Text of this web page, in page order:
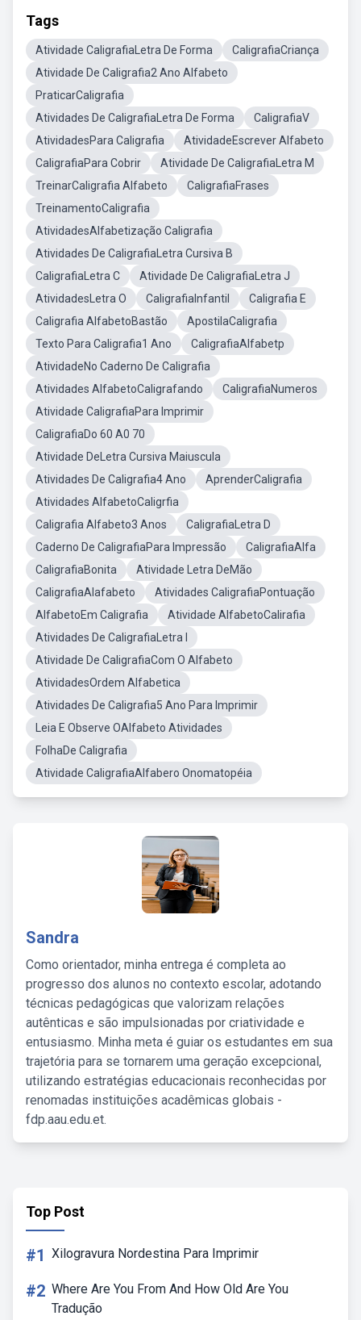
Tags
Atividade CaligrafiaLetra De Forma
CaligrafiaCriança
Atividade De Caligrafia2 Ano Alfabeto
PraticarCaligrafia
Atividades De CaligrafiaLetra De Forma
CaligrafiaV
AtividadesPara Caligrafia
AtividadeEscrever Alfabeto
CaligrafiaPara Cobrir
Atividade De CaligrafiaLetra M
TreinarCaligrafia Alfabeto
CaligrafiaFrases
TreinamentoCaligrafia
AtividadesAlfabetização Caligrafia
Atividades De CaligrafiaLetra Cursiva B
CaligrafiaLetra C
Atividade De CaligrafiaLetra J
AtividadesLetra O
CaligrafiaInfantil
Caligrafia E
Caligrafia AlfabetoBastão
ApostilaCaligrafia
Texto Para Caligrafia1 Ano
CaligrafiaAlfabetp
AtividadeNo Caderno De Caligrafia
Atividades AlfabetoCaligrafando
CaligrafiaNumeros
Atividade CaligrafiaPara Imprimir
CaligrafiaDo 60 A0 70
Atividade DeLetra Cursiva Maiuscula
Atividades De Caligrafia4 Ano
AprenderCaligrafia
Atividades AlfabetoCaligrfia
Caligrafia Alfabeto3 Anos
CaligrafiaLetra D
Caderno De CaligrafiaPara Impressão
CaligrafiaAlfa
CaligrafiaBonita
Atividade Letra DeMão
CaligrafiaAlafabeto
Atividades CaligrafiaPontuação
AlfabetoEm Caligrafia
Atividade AlfabetoCalirafia
Atividades De CaligrafiaLetra I
Atividade De CaligrafiaCom O Alfabeto
AtividadesOrdem Alfabetica
Atividades De Caligrafia5 Ano Para Imprimir
Leia E Observe OAlfabeto Atividades
FolhaDe Caligrafia
Atividade CaligrafiaAlfabero Onomatopéia
Sandra
Como orientador, minha entrega é completa ao
progresso dos alunos no contexto escolar, adotando
técnicas pedagógicas que valorizam relações
autênticas e são impulsionadas por criatividade e
entusiasmo. Minha meta é guiar os estudantes em sua
trajetória para se tornarem uma geração excepcional,
utilizando estratégias educacionais reconhecidas por
renomadas instituições acadêmicas globais -
fdp.aau.edu.et.
Top Post
#1 Xilogravura Nordestina Para Imprimir
#2 Where Are You From And How Old Are You
Tradução